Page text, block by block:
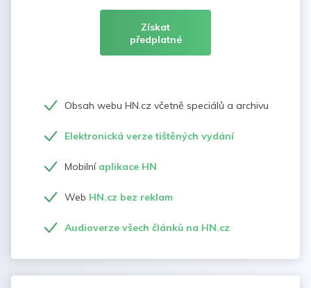
Získat
předplatné
Obsah webu HN.cz včetně speciálů a archivu
Elektronická verze tištěných vydání
Mobilní aplikace HN
Web HN.cz bez reklam
Audioverze všech článků na HN.cz